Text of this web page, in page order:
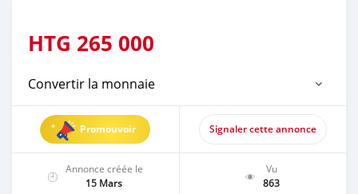
HTG 265 000
Convertir la monnaie
Promouvoir Signaler cette annonce
Annonce créée le
15 Mars
Vu
863